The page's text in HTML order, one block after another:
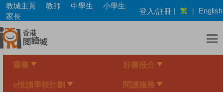
Skip
main
content
教城主頁 教師 中學生
小學生
家長
登入/註冊 | 繁 | English
圖書 好書推介
e悅讀學校計劃 閱讀服務